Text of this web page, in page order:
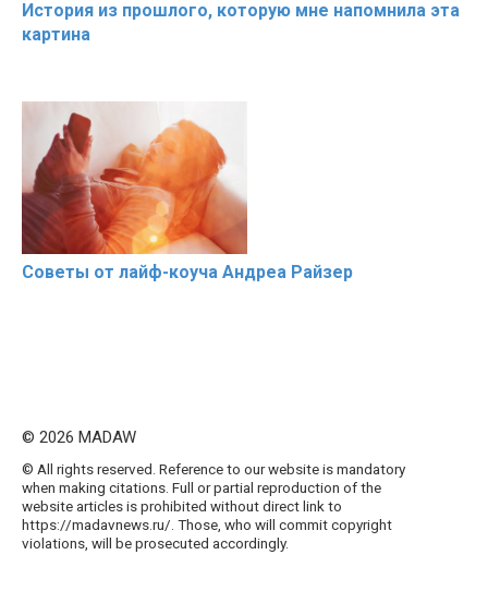
История из прошлого, которую мне напомнила эта
картина
Советы от лайф-коуча Андреа Райзер
© 2026 MADAW
© All rights reserved. Reference to our website is mandatory
when making citations. Full or partial reproduction of the
website articles is prohibited without direct link to
https://madavnews.ru/. Those, who will commit copyright
violations, will be prosecuted accordingly.